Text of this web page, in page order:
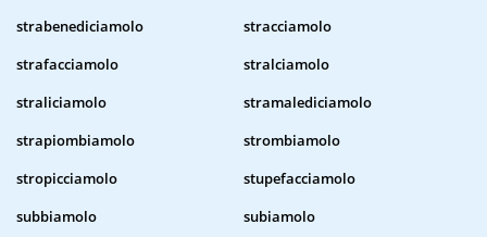
strabenediciamolo
stracciamolo
strafacciamolo
stralciamolo
straliciamolo
stramalediciamolo
strapiombiamolo
strombiamolo
stropicciamolo
stupefacciamolo
subbiamolo
subiamolo